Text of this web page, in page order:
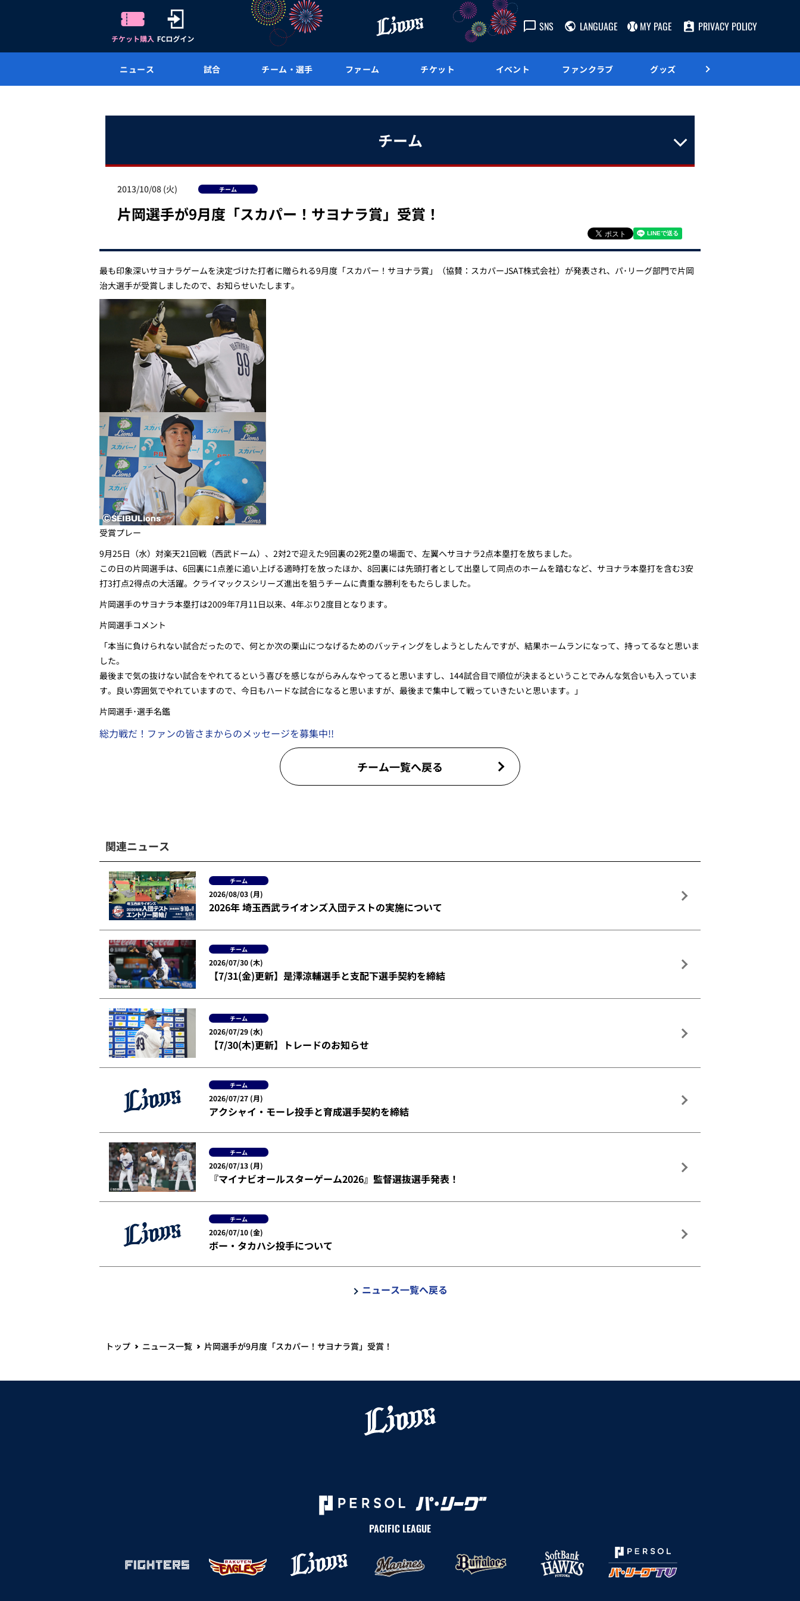
SNS LANGUAGE MY PAGE PRIVACY POLICY
ニュース 試合 チーム・選手 ファーム チケット イベント ファンクラブ グッズ
チーム
2013/10/08 (火) チーム
片岡選手が9月度「スカパー！サヨナラ賞」受賞！
最も印象深いサヨナラゲームを決定づけた打者に贈られる9月度「スカパー！サヨナラ賞」（協賛：スカパーJSAT株式会社）が発表され、パ･リーグ部門で片岡
治大選手が受賞しましたので、お知らせいたします。
受賞プレー
9月25日（水）対楽天21回戦（西武ドーム）、2対2で迎えた9回裏の2死2塁の場面で、左翼へサヨナラ2点本塁打を放ちました。
この日の片岡選手は、6回裏に1点差に追い上げる適時打を放ったほか、8回裏には先頭打者として出塁して同点のホームを踏むなど、サヨナラ本塁打を含む3安
打3打点2得点の大活躍。クライマックスシリーズ進出を狙うチームに貴重な勝利をもたらしました。
片岡選手のサヨナラ本塁打は2009年7月11日以来、4年ぶり2度目となります。
片岡選手コメント
「本当に負けられない試合だったので、何とか次の栗山につなげるためのバッティングをしようとしたんですが、結果ホームランになって、持ってるなと思いま
した。
最後まで気の抜けない試合をやれてるという喜びを感じながらみんなやってると思いますし、144試合目で順位が決まるということでみんな気合いも入っていま
す。良い雰囲気でやれていますので、今日もハードな試合になると思いますが、最後まで集中して戦っていきたいと思います。」
片岡選手･選手名鑑
総力戦だ！ファンの皆さまからのメッセージを募集中!!
チーム一覧へ戻る
関連ニュース
チーム
2026/08/03 (月)
2026年 埼玉西武ライオンズ入団テストの実施について
チーム
2026/07/30 (木)
【7/31(金)更新】是澤涼輔選手と支配下選手契約を締結
チーム
2026/07/29 (水)
【7/30(木)更新】トレードのお知らせ
チーム
2026/07/27 (月)
アクシャイ・モーレ投手と育成選手契約を締結
チーム
2026/07/13 (月)
『マイナビオールスターゲーム2026』監督選抜選手発表！
チーム
2026/07/10 (金)
ボー・タカハシ投手について
ニュース一覧へ戻る
トップ ニュース一覧 片岡選手が9月度「スカパー！サヨナラ賞」受賞！
PACIFIC LEAGUE